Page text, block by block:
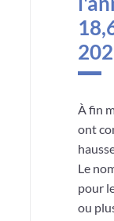
À fin
ont
Le
pour
ou